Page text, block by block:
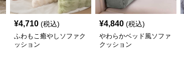
¥4,710 (税込)
ふわもこ癒やしソファク
ッション
¥4,840 (税込)
やわらかベッド風ソファ
クッション